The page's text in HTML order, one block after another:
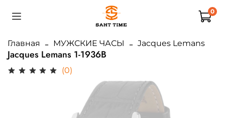
0
Главная МУЖСКИЕ ЧАСЫ Jacques Lemans
Jacques Lemans 1-1936B
(0)